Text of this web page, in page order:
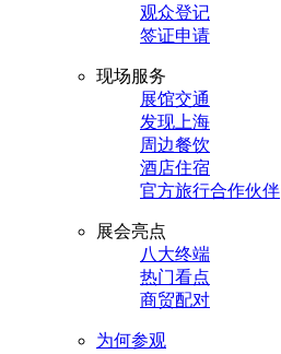
观众登记
签证申请
现场服务
展馆交通
发现上海
周边餐饮
酒店住宿
官方旅行合作伙伴
展会亮点
八大终端
热门看点
商贸配对
为何参观